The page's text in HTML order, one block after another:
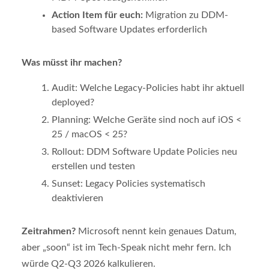
Action Item für euch: Migration zu DDM-
based Software Updates erforderlich
Was müsst ihr machen?
Audit: Welche Legacy-Policies habt ihr aktuell
deployed?
Planning: Welche Geräte sind noch auf iOS <
25 / macOS < 25?
Rollout: DDM Software Update Policies neu
erstellen und testen
Sunset: Legacy Policies systematisch
deaktivieren
Zeitrahmen?Microsoft nennt kein genaues Datum,
aber „soon“ ist im Tech-Speak nicht mehr fern. Ich
würde Q2-Q3 2026 kalkulieren.